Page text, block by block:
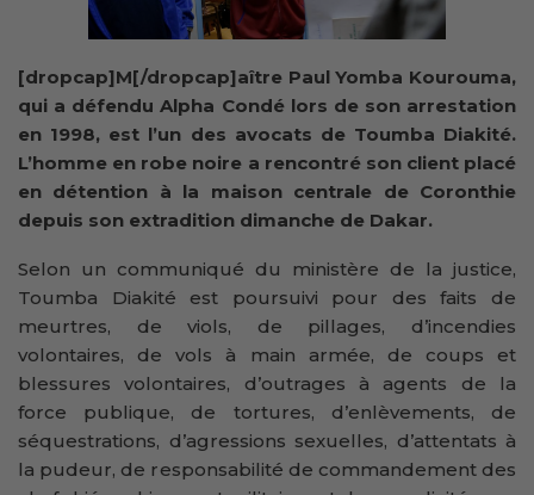
[dropcap]M[/dropcap]aître Paul Yomba Kourouma,
qui a défendu Alpha Condé lors de son arrestation
en 1998, est l’un des avocats de Toumba Diakité.
L’homme en robe noire a rencontré son client placé
en détention à la maison centrale de Coronthie
depuis son extradition dimanche de Dakar.
Selon un communiqué du ministère de la justice,
Toumba Diakité est poursuivi pour des faits de
meurtres, de viols, de pillages, d’incendies
volontaires, de vols à main armée, de coups et
blessures volontaires, d’outrages à agents de la
force publique, de tortures, d’enlèvements, de
séquestrations, d’agressions sexuelles, d’attentats à
la pudeur, de responsabilité de commandement des